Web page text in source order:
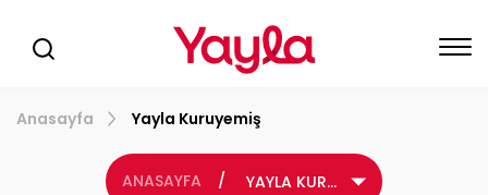
Anasayfa Yayla Kuruyemiş
ANASAYFA / YAYLA KURUYEMİŞ